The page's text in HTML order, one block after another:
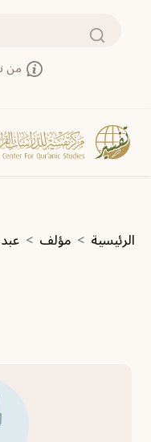
بحث
من
مسار التنقل
الرئيسية مؤلف